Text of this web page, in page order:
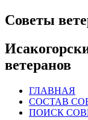
Советы
ветеранов
ГЛАВНАЯ
СОСТАВ
ПОИСК